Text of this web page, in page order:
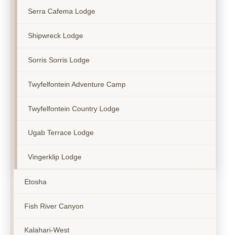
Serra Cafema Lodge
Shipwreck Lodge
Sorris Sorris Lodge
Twyfelfontein Adventure Camp
Twyfelfontein Country Lodge
Ugab Terrace Lodge
Vingerklip Lodge
Etosha
Fish River Canyon
Kalahari-West